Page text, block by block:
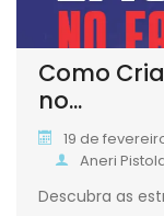
Como
no...
19 de
Aneri
Descubra as